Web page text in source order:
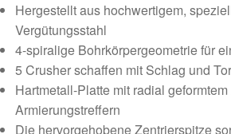
Hergestellt aus hochwertigem,
Vergütungsstahl
4-spiralige Bohrkörpergeometrie für
5 Crusher schaffen mit Schlag und
Hartmetall-Platte mit radial
Armierungstreffern
Die hervorgehobene Zentrierspitze